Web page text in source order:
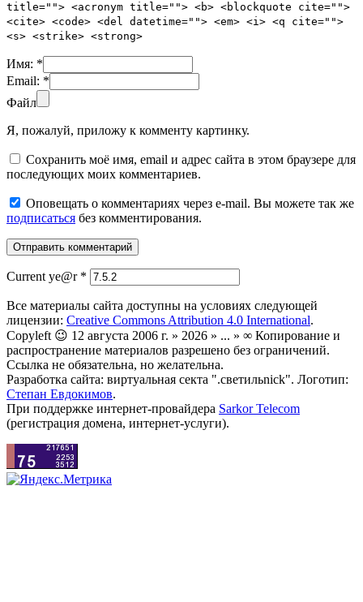
title=""> <acronym title=""> <b> <blockquote cite="">
<cite> <code> <del datetime=""> <em> <i> <q cite="">
<s> <strike> <strong>
Имя: *
Email: *
Файл
Я, пожалуй, приложу к комменту картинку.
Сохранить моё имя, email и адрес сайта в этом браузере для
последующих моих комментариев.
Оповещать о комментариях через e-mail. Вы можете так же
подписаться без комментирования.
Current ye@r *
Все материалы сайта доступны на условиях следующей
лицензии: Creative Commons Attribution 4.0 International.
Copyleft 😉 12 августа 2006 г. » 2026 » ... » ∞ Копирование и
распространение материалов разрешено без ограничений.
Ссылка не обязательна, но желательна.
Разработка сайта: виртуальная секта ".светильnick". Логотип:
Степан Евдокимов.
При поддержке интернет-провайдера Sarkor Telecom
(регистрация домена, интернет-услуги).